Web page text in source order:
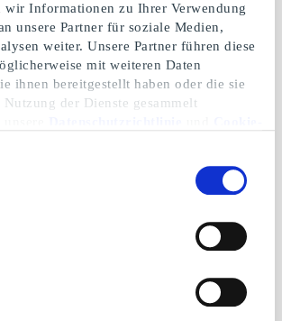
wir Informationen zu Ihrer Verwendung
unsere Partner für soziale Medien,
weiter. Unsere Partner führen diese
mit weiteren Daten
ihnen bereitgestellt haben oder die sie
der Dienste gesammelt